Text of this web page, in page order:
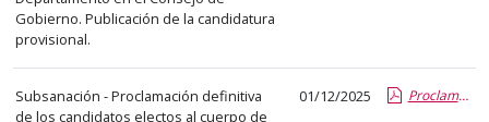
PDF
con
el
detalle
Gobierno. Publicación de la candidatura
provisional.
Subsanación - Proclamación definitiva
de los candidatos electos al cuerpo de
01/12/2025 Proclamacion definitiva de candidatos electos a Junta de Facultad TeI_estudiantes_nov 2025_SUBSANACION.report.pdf.pdf